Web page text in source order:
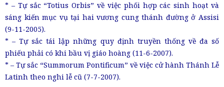
* – Tự sắc “Totius Orbis” về việc phối hợp các sinh hoạt và
sáng kiến mục vụ tại hai vương cung thánh đường ở Assisi
(9-11-2005).
* – Tự sắc tái lập những quy định truyền thống về đa số
phiếu phải có khi bầu vị giáo hoàng (11-6-2007).
* – Tự sắc “Summorum Pontificum” về việc cử hành Thánh Lễ
Latinh theo nghi lễ cũ (7-7-2007).